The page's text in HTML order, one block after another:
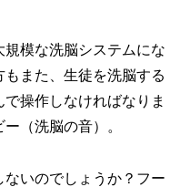
模な洗脳システムにな
また、生徒を洗脳する
操作しなければなりま
（洗脳の音）。
いのでしょうか？フー